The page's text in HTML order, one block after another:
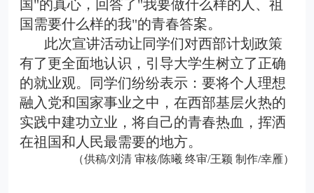
国"的真心，回答了"我要做什么样的人、祖
国需要什么样的我"的青春答案。
此次宣讲活动让同学们对西部计划政策
有了更全面地认识，引导大学生树立了正确
的就业观。同学们纷纷表示：要将个人理想
融入党和国家事业之中，在西部基层火热的
实践中建功立业，将自己的青春热血，挥洒
在祖国和人民最需要的地方。
（供稿/刘清 审核/陈曦 终审/王颖 制作/幸雁）